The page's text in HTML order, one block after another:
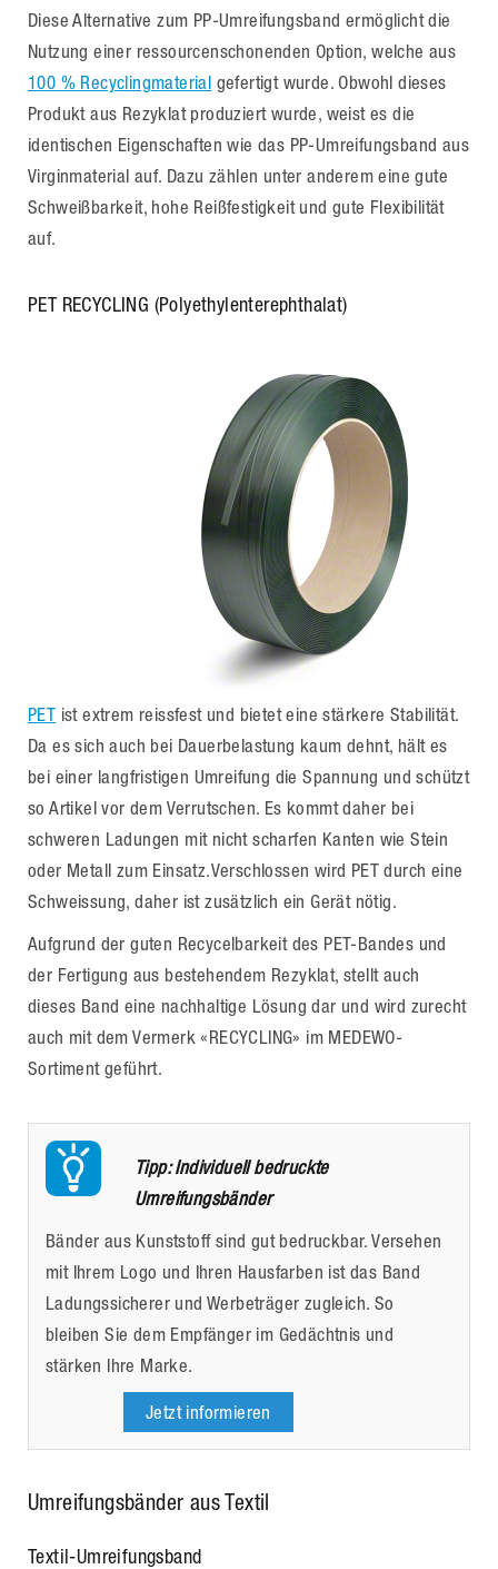
Diese Alternative zum PP-Umreifungsband ermöglicht die
Nutzung einer ressourcenschonenden Option, welche aus
100 % Recyclingmaterial gefertigt wurde. Obwohl dieses
Produkt aus Rezyklat produziert wurde, weist es die
identischen Eigenschaften wie das PP-Umreifungsband aus
Virginmaterial auf. Dazu zählen unter anderem eine gute
Schweißbarkeit, hohe Reißfestigkeit und gute Flexibilität
auf.
PET RECYCLING (Polyethylenterephthalat)
PET ist extrem reissfest und bietet eine stärkere Stabilität.
Da es sich auch bei Dauerbelastung kaum dehnt, hält es
bei einer langfristigen Umreifung die Spannung und schützt
so Artikel vor dem Verrutschen. Es kommt daher bei
schweren Ladungen mit nicht scharfen Kanten wie Stein
oder Metall zum Einsatz.Verschlossen wird PET durch eine
Schweissung, daher ist zusätzlich ein Gerät nötig.
Aufgrund der guten Recycelbarkeit des PET-Bandes und
der Fertigung aus bestehendem Rezyklat, stellt auch
dieses Band eine nachhaltige Lösung dar und wird zurecht
auch mit dem Vermerk «RECYCLING» im MEDEWO-
Sortiment geführt.
Tipp: Individuell bedruckte
Umreifungsbänder
Bänder aus Kunststoff sind gut bedruckbar. Versehen
mit Ihrem Logo und Ihren Hausfarben ist das Band
Ladungssicherer und Werbeträger zugleich. So
bleiben Sie dem Empfänger im Gedächtnis und
stärken Ihre Marke.
Jetzt informieren
Umreifungsbänder aus Textil
Textil-Umreifungsband